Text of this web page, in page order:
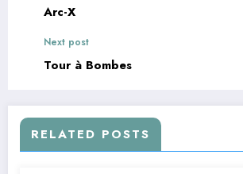
Arc-X
Next post
Tour à Bombes
RELATED POSTS